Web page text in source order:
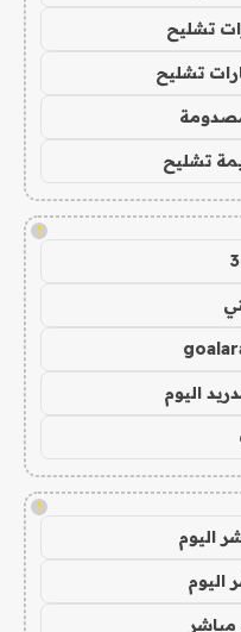
تشليح
تشليح
تشليح
!
اليوم
!
اليوم
اليوم
مباشر